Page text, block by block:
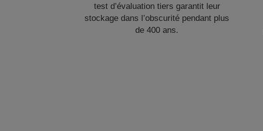
test d’évaluation tiers garantit leur
stockage dans l’obscurité pendant plus
de 400 ans.